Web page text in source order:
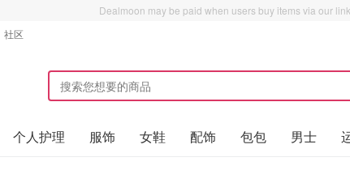
Dealmoon may be paid when users buy items via our
社区
个人护理 服饰 女鞋 配饰 包包 男士